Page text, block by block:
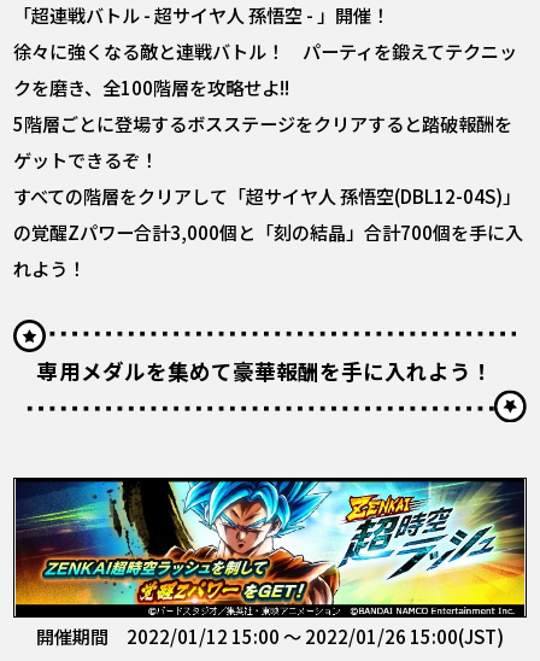
「超連戦バトル - 超サイヤ人 孫悟空 - 」開催！
徐々に強くなる敵と連戦バトル！ パーティを鍛えてテクニッ
クを磨き、全100階層を攻略せよ!!
5階層ごとに登場するボスステージをクリアすると踏破報酬を
ゲットできるぞ！
すべての階層をクリアして「超サイヤ人 孫悟空(DBL12-04S)」
の覚醒Zパワー合計3,000個と「刻の結晶」合計700個を手に入
れよう！
専用メダルを集めて豪華報酬を手に入れよう！
開催期間 2022/01/12 15:00 ～ 2022/01/26 15:00(JST)